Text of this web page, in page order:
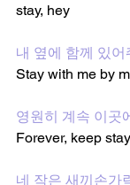
stay, hey
내 옆에 함께 있어
Stay with me by
영원히 계속 이곳
Forever, keep
네 작은 새끼손가